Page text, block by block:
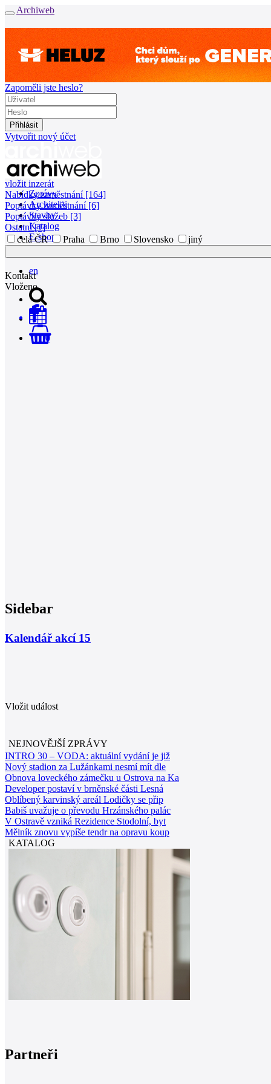
Archiweb
Zapoměli jste heslo?
Vytvořit nový účet
Zprávy
Architekti
Stavby
Katalog
E-shop
en
0
vložit inzerát
Nabídky zaměstnání [164]
Poptávky zaměstnání [6]
Poptávky služeb [3]
Ostatní [1]
celá ČR
Praha Brno Slovensko jiný
Kontakt
Vloženo
Sidebar
Kalendář akcí 15
Vložit událost
NEJNOVĚJŠÍ ZPRÁVY
INTRO 30 – VODA: aktuální vydání je již
Nový stadion za Lužánkami nesmí mít dle
Obnova loveckého zámečku u Ostrova na Ka
Developer postaví v brněnské části Lesná
Oblíbený karvinský areál Lodičky se přip
Babiš uvažuje o převodu Hrzánského palác
V Ostravě vzniká Rezidence Stodolní, byt
Mělník znovu vypíše tendr na opravu koup
KATALOG
Partneři